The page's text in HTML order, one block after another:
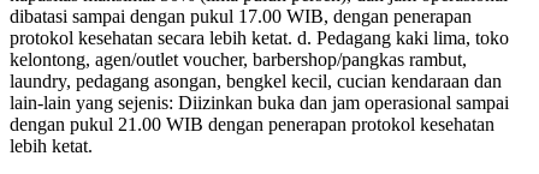
dibatasi sampai dengan pukul 17.00 WIB, dengan penerapan
protokol kesehatan secara lebih ketat. d. Pedagang kaki lima, toko
kelontong, agen/outlet voucher, barbershop/pangkas rambut,
laundry, pedagang asongan, bengkel kecil, cucian kendaraan dan
lain-lain yang sejenis: Diizinkan buka dan jam operasional sampai
dengan pukul 21.00 WIB dengan penerapan protokol kesehatan
lebih ketat.